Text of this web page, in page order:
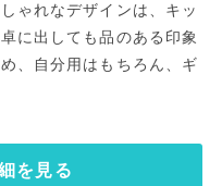
ゃれなデザインは、キッ
に出しても品のある印象
、自分用はもちろん、ギ
を見る